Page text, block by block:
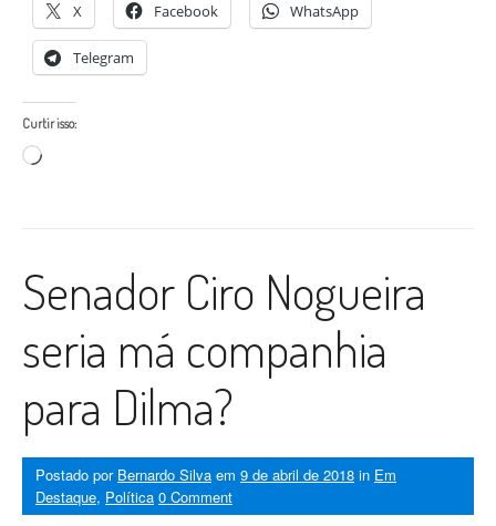
X Facebook WhatsApp
Telegram
Curtir isso:
Carregando...
Senador Ciro Nogueira
seria má companhia
para Dilma?
Postado por Bernardo Silva em 9 de abril de 2018 in Em
Destaque, Política 0 Comment